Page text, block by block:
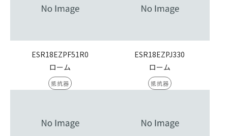
ESR18EZPF51R0
ローム
抵抗器
ESR18EZPJ330
ローム
抵抗器